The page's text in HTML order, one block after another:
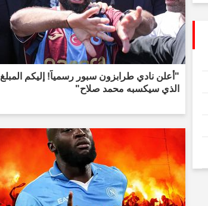
"أعلن نادي طرابزون سبور رسمياً! إليكم المبلغ
الذي سيكسبه محمد صلاح"